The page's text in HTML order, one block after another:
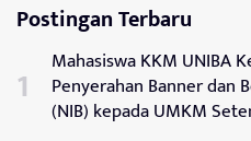
Postingan Terbaru
Mahasiswa KKM UNIBA
Penyerahan Banner dan
(NIB) kepada UMKM